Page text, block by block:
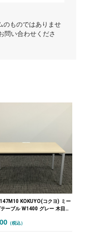
のものではありませ
問い合わせくださ
KOKUYO(コクヨ) ミー
ーブル W1400 グレー 木目
（税込）